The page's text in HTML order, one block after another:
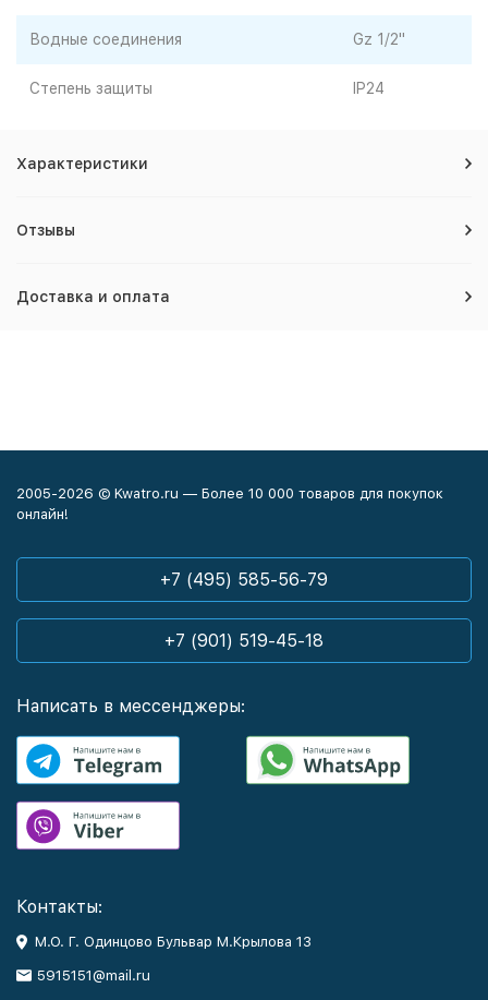
Водные соединения Gz 1/2"
Степень защиты IP24
Характеристики
Отзывы
Доставка и оплата
2005-2026 © Kwatro.ru — Более 10 000 товаров для покупок
онлайн!
+7 (495) 585-56-79
+7 (901) 519-45-18
Написать в мессенджеры:
Контакты:
М.О. Г. Одинцово Бульвар М.Крылова 13
5915151@mail.ru